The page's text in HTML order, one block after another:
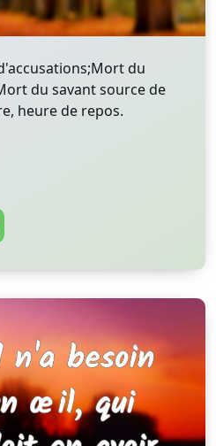
du
du savant source de
heure de repos.